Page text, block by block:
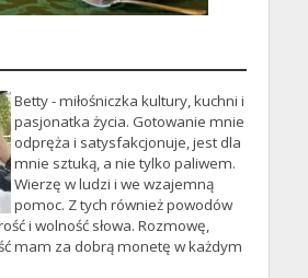
Betty - miłośniczka kultury, kuchni i
pasjonatka życia. Gotowanie mnie
odpręża i satysfakcjonuje, jest dla
mnie sztuką, a nie tylko paliwem.
Wierzę w ludzi i we wzajemną
pomoc. Z tych również powodów
i wolność słowa. Rozmowę,
mam za dobrą monetę w każdym